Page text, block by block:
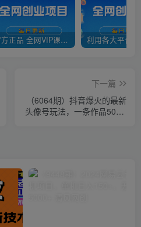
官方正品 全网VIP课程 无损下载~
下一篇
（6064期）抖音爆火的最新
头像号玩法，一条作品500w